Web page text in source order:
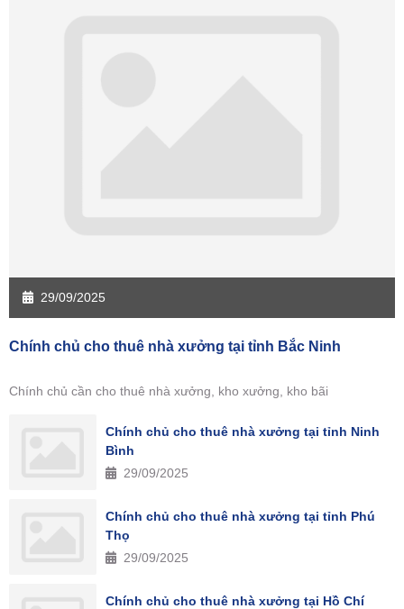
29/09/2025
Chính chủ cho thuê nhà xưởng tại tỉnh Bắc Ninh
Chính chủ cần cho thuê nhà xưởng, kho xưởng, kho bãi
Chính chủ cho thuê nhà xưởng tại tỉnh Ninh
Bình
29/09/2025
Chính chủ cho thuê nhà xưởng tại tỉnh Phú
Thọ
29/09/2025
Chính chủ cho thuê nhà xưởng tại Hồ Chí